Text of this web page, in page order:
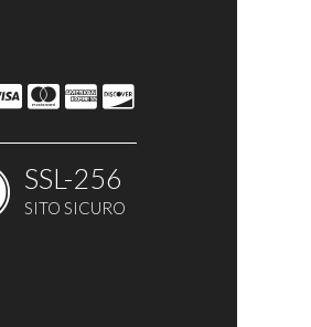
SSL-256
SITO SICURO